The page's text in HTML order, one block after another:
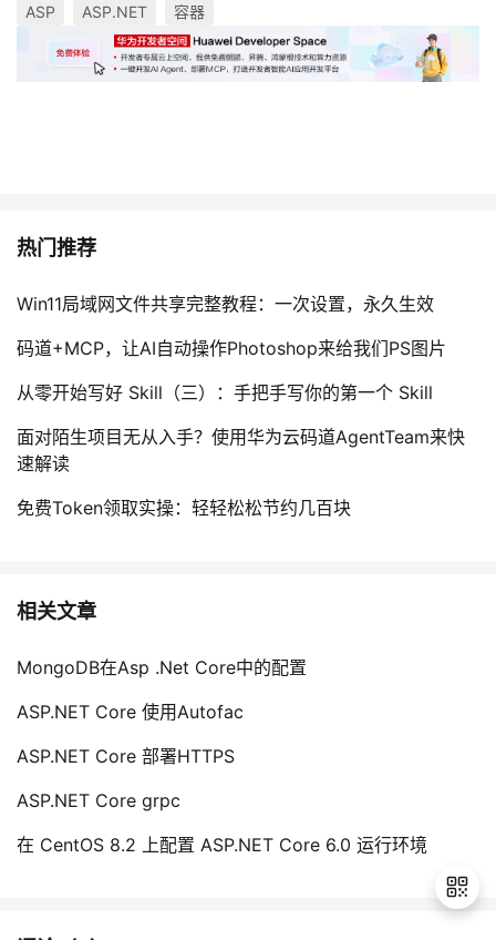
ASP ASP.NET 容器
热门推荐
Win11局域网文件共享完整教程：一次设置，永久生效
码道+MCP，让AI自动操作Photoshop来给我们PS图片
从零开始写好 Skill（三）：手把手写你的第一个 Skill
面对陌生项目无从入手？使用华为云码道AgentTeam来快
速解读
免费Token领取实操：轻轻松松节约几百块
相关文章
MongoDB在Asp .Net Core中的配置
ASP.NET Core 使用Autofac
ASP.NET Core 部署HTTPS
ASP.NET Core grpc
在 CentOS 8.2 上配置 ASP.NET Core 6.0 运行环境